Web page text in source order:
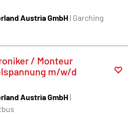
Austria GmbH| Garching
/ Monteur
m/w/d
Austria GmbH|